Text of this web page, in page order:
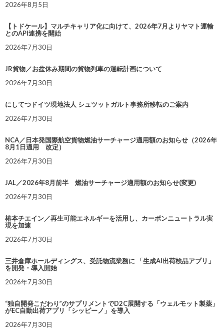
2026年8月5日
【トドケール】マルチキャリア化に向けて、2026年7月よりヤマト運輸
とのAPI連携を開始
2026年7月30日
JR貨物／お盆休み期間の貨物列車の運転計画について
2026年7月30日
にしてつドイツ現地法人 シュツットガルト事務所移転のご案内
2026年7月30日
NCA／日本発国際航空貨物燃油サーチャージ適用額のお知らせ（2026年
8月1日適用 改定）
2026年7月30日
JAL／2026年8月前半 燃油サーチャージ適用額のお知らせ(変更)
2026年7月30日
椿本チエイン／再生可能エネルギーを活用し、カーボンニュートラル実
現を加速
2026年7月30日
三井倉庫ホールディングス、受託物流業務に 「生成AI出荷検品アプリ」
を開発・導入開始
2026年7月30日
“独自開発こだわり”のサプリメントでD2C展開する「ウェルモット製薬」
がEC自動出荷アプリ「シッピーノ」を導入
2026年7月30日